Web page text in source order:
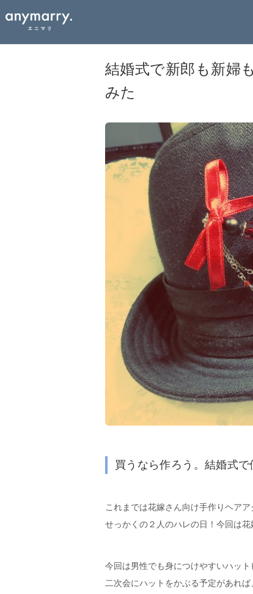
結婚式で新郎も新婦
みた
買うなら作ろう。結婚式で
これまでは花嫁さん向け手作りヘア
せっかくの２人のハレの日！今回は
今回は男性でも身につけやすいハット
二次会にハットをかぶる予定があれ